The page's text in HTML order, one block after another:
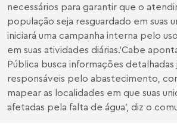
necessários para garantir que o
população seja resguardado em suas
iniciará uma campanha interna pelo
em suas atividades diárias.′Cabe
Pública busca informações
responsáveis pelo abastecimento,
mapear as localidades em que suas
afetadas pela falta de água′, diz o